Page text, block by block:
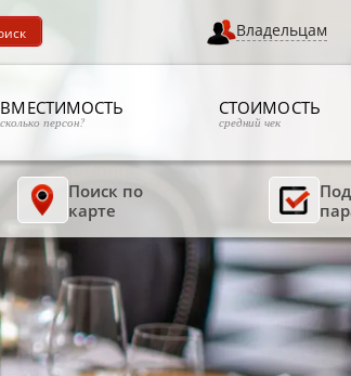
Владельцам
ВМЕСТИМОСТЬ
сколько персон?
СТОИМОСТЬ
средний чек
Поиск по
карте